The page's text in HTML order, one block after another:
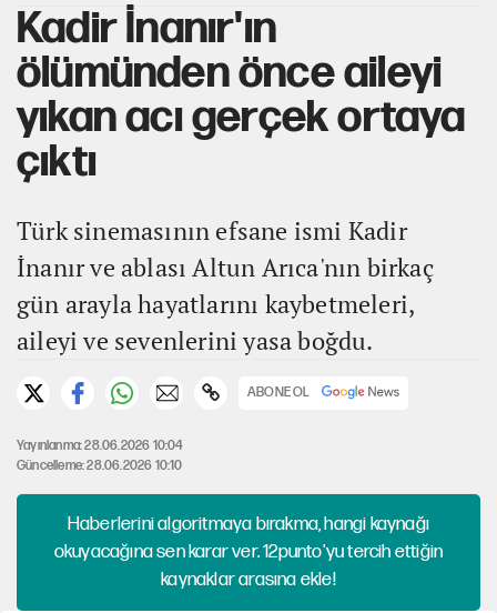
Kadir İnanır'ın
ölümünden önce aileyi
yıkan acı gerçek ortaya
çıktı
Türk sinemasının efsane ismi Kadir
İnanır ve ablası Altun Arıca'nın birkaç
gün arayla hayatlarını kaybetmeleri,
aileyi ve sevenlerini yasa boğdu.
ABONE OL
Yayınlanma: 28.06.2026 10:04
Güncelleme: 28.06.2026 10:10
Haberlerini algoritmaya bırakma, hangi kaynağı
okuyacağına sen karar ver. 12punto'yu tercih ettiğin
kaynaklar arasına ekle!